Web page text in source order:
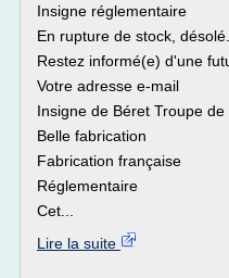
Insigne réglementaire
En rupture de stock, désolé.
Restez informé(e) d'une
Votre adresse e-mail
Insigne de Béret Troupe de
Belle fabrication
Fabrication française
Réglementaire
Cet...
Lire la suite